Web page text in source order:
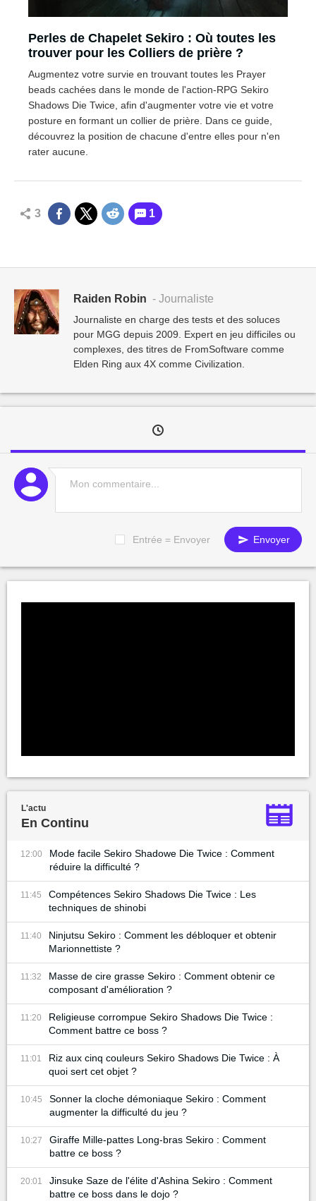
Perles de Chapelet Sekiro : Où toutes les
trouver pour les Colliers de prière ?
Augmentez votre survie en trouvant toutes les Prayer
beads cachées dans le monde de l'action-RPG Sekiro
Shadows Die Twice, afin d'augmenter votre vie et votre
posture en formant un collier de prière. Dans ce guide,
découvrez la position de chacune d'entre elles pour n'en
rater aucune.
3 1
Raiden Robin - Journaliste
Journaliste en charge des tests et des soluces
pour MGG depuis 2009. Expert en jeu difficiles ou
complexes, des titres de FromSoftware comme
Elden Ring aux 4X comme Civilization.
Entrée = Envoyer Envoyer
L'actu
En Continu
12:00
Mode facile Sekiro Shadowe Die Twice : Comment
réduire la difficulté ?
11:45
Compétences Sekiro Shadows Die Twice : Les
techniques de shinobi
11:40
Ninjutsu Sekiro : Comment les débloquer et obtenir
Marionnettiste ?
11:32
Masse de cire grasse Sekiro : Comment obtenir ce
composant d'amélioration ?
11:20
Religieuse corrompue Sekiro Shadows Die Twice :
Comment battre ce boss ?
11:01
Riz aux cinq couleurs Sekiro Shadows Die Twice : À
quoi sert cet objet ?
10:45
Sonner la cloche démoniaque Sekiro : Comment
augmenter la difficulté du jeu ?
10:27
Giraffe Mille-pattes Long-bras Sekiro : Comment
battre ce boss ?
20:01
Jinsuke Saze de l'élite d'Ashina Sekiro : Comment
battre ce boss dans le dojo ?